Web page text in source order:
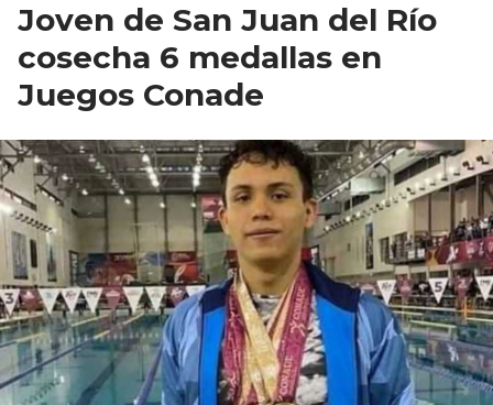
Joven de San Juan del Río
cosecha 6 medallas en
Juegos Conade